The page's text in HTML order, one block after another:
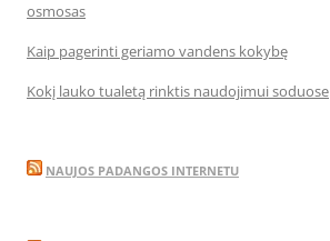
osmosas
Kaip pagerinti geriamo vandens kokybę
Kokį lauko tualetą rinktis naudojimui soduose
NAUJOS PADANGOS INTERNETU